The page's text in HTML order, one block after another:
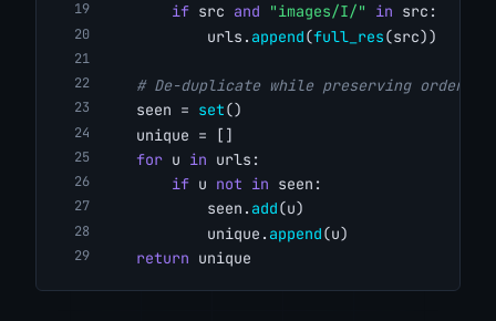
if src and "images/I/" in src:
            urls.
append(full_res(src))
# De-duplicate while preserving order.
    seen =
set()
    unique = []
for u in urls:
if u not in seen:
            seen.
add(u)
            unique.
append(u)
return unique